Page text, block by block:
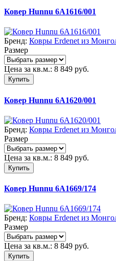
Ковер Hunnu 6A1616/001
Бренд: Ковры Erdenet из
Размер
Цена за кв.м.: 8 849 руб.
Купить
Ковер Hunnu 6A1620/001
Бренд: Ковры Erdenet из
Размер
Цена за кв.м.: 8 849 руб.
Купить
Ковер Hunnu 6A1669/174
Бренд: Ковры Erdenet из
Размер
Цена за кв.м.: 8 849 руб.
Купить